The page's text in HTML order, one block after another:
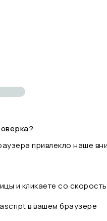
привлекло наше
и кликаете со
в вашем браузере